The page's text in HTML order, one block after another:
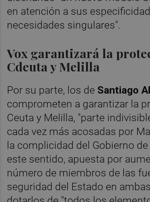
en atención a sus
necesidades singulares".
Vox garantizará la
Cdeuta y Melilla
Por su parte, los de Santiago
comprometen a garantizar la
Ceuta y Melilla, "parte
cada vez más acosadas por
la complicidad del Gobierno de
este sentido, apuesta por
número de miembros de las
seguridad del Estado en